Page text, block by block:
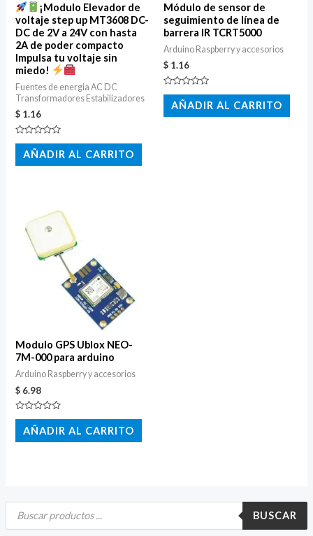
B
BUSCAR
¡Modulo Elevador de
voltaje step up MT3608 DC-
DC de 2V a 24V con hasta
2A de poder compacto
Impulsa tu voltaje sin
miedo!
Fuentes de energia AC DC
Transformadores Estabilizadores
$ 1.16
Valorado
con
de
AÑADIR AL CARRITO
Módulo de sensor de
seguimiento de línea de
barrera IR TCRT5000
Arduino Raspberry y accesorios
$ 1.16
Valorado
con
de
AÑADIR AL CARRITO
Modulo GPS Ublox NEO-
7M-000 para arduino
Arduino Raspberry y accesorios
$ 6.98
Valorado
con
de
AÑADIR AL CARRITO